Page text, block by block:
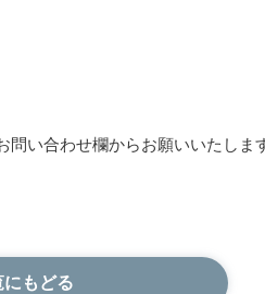
問い合わせ欄からお願いいたしま
にもどる